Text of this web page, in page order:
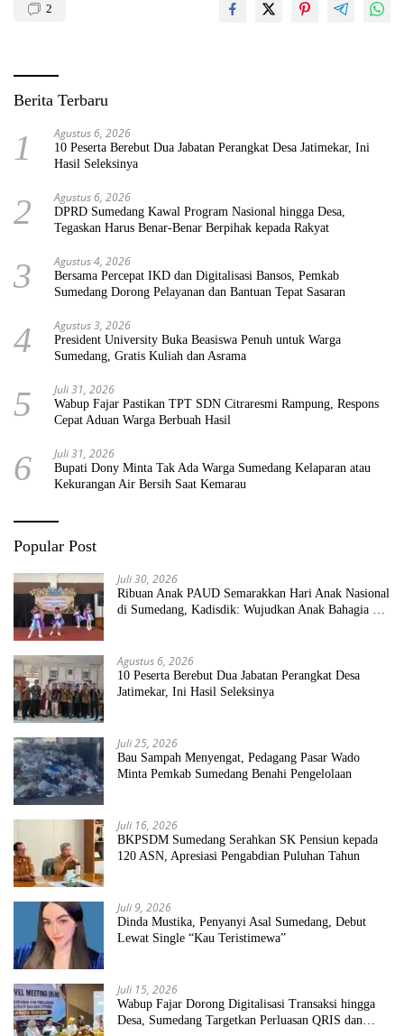
2
Berita Terbaru
1 Agustus 6, 2026
10 Peserta Berebut Dua Jabatan Perangkat Desa Jatimekar, Ini
Hasil Seleksinya
2 Agustus 6, 2026
DPRD Sumedang Kawal Program Nasional hingga Desa,
Tegaskan Harus Benar-Benar Berpihak kepada Rakyat
3 Agustus 4, 2026
Bersama Percepat IKD dan Digitalisasi Bansos, Pemkab
Sumedang Dorong Pelayanan dan Bantuan Tepat Sasaran
4 Agustus 3, 2026
President University Buka Beasiswa Penuh untuk Warga
Sumedang, Gratis Kuliah dan Asrama
5 Juli 31, 2026
Wabup Fajar Pastikan TPT SDN Citraresmi Rampung, Respons
Cepat Aduan Warga Berbuah Hasil
6 Juli 31, 2026
Bupati Dony Minta Tak Ada Warga Sumedang Kelaparan atau
Kekurangan Air Bersih Saat Kemarau
Popular Post
Juli 30, 2026
Ribuan Anak PAUD Semarakkan Hari Anak Nasional
di Sumedang, Kadisdik: Wujudkan Anak Bahagia dan
Agustus 6, 2026
10 Peserta Berebut Dua Jabatan Perangkat Desa
Jatimekar, Ini Hasil Seleksinya
Juli 25, 2026
Bau Sampah Menyengat, Pedagang Pasar Wado
Minta Pemkab Sumedang Benahi Pengelolaan
Juli 16, 2026
BKPSDM Sumedang Serahkan SK Pensiun kepada
120 ASN, Apresiasi Pengabdian Puluhan Tahun
Juli 9, 2026
Dinda Mustika, Penyanyi Asal Sumedang, Debut
Lewat Single “Kau Teristimewa”
Juli 15, 2026
Wabup Fajar Dorong Digitalisasi Transaksi hingga
Desa, Sumedang Targetkan Perluasan QRIS dan